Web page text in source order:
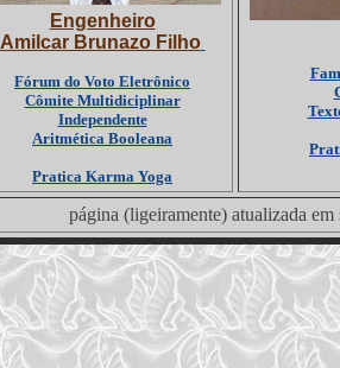
Engenheiro
Amilcar Brunazo Filho
Fórum do Voto Eletrônico
Cômite Multidiciplinar
Independente
Aritmética Booleana
Pratica Karma Yoga
página (ligeiramente) atualizada em